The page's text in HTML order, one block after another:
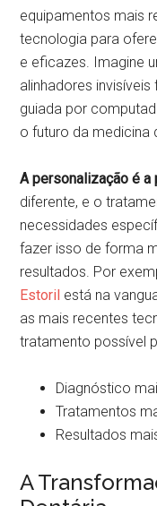
equipamentos mais
tecnologia para
e eficazes. Imagine
alinhadores
guiada por
o futuro da medicina
A personalização é a
diferente, e o
necessidades
fazer isso de forma
resultados. Por
Estoril está na
as mais recentes
tratamento possível
Diagnóstico
Tratamentos
Resultados
A